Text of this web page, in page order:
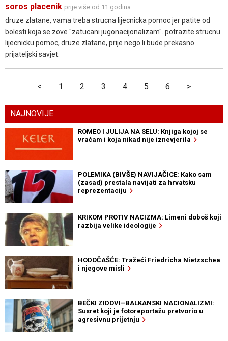
soros placenik prije više od 11 godina
druze zlatane, vama treba strucna lijecnicka pomoc jer patite od
bolesti koja se zove "zatucani jugonacijonalizam". potrazite strucnu
lijecnicku pomoc, druze zlatane, prije nego li bude prekasno.
prijateljski savjet.
< 1 2 3 4 5 6 >
NAJNOVIJE
ROMEO I JULIJA NA SELU: Knjiga kojoj se
vraćam i koja nikad nije iznevjerila
POLEMIKA (BIVŠE) NAVIJAČICE: Kako sam
(zasad) prestala navijati za hrvatsku
reprezentaciju
KRIKOM PROTIV NACIZMA: Limeni doboš koji
razbija velike ideologije
HODOČAŠĆE: Tražeći Friedricha Nietzschea
i njegove misli
BEČKI ZIDOVI–BALKANSKI NACIONALIZMI:
Susret koji je fotoreportažu pretvorio u
agresivnu prijetnju